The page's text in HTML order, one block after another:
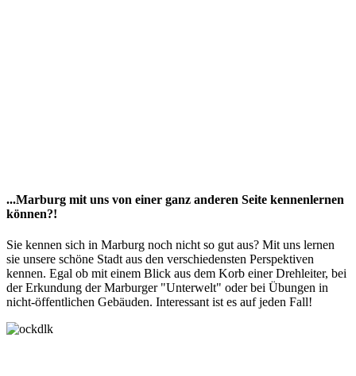
...Marburg mit uns von einer ganz anderen Seite kennenlernen
können?!
Sie kennen sich in Marburg noch nicht so gut aus? Mit uns lernen
sie unsere schöne Stadt aus den verschiedensten Perspektiven
kennen. Egal ob mit einem Blick aus dem Korb einer Drehleiter, bei
der Erkundung der Marburger "Unterwelt" oder bei Übungen in
nicht-öffentlichen Gebäuden. Interessant ist es auf jeden Fall!